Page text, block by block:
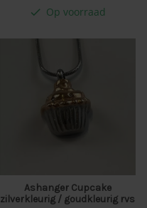
check Op voorraad
Ashanger Cupcake
zilverkleurig / goudkleurig rvs